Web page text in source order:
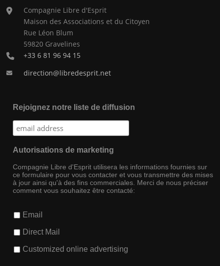
Compagnie Libre d'Esprit
Maison des Associations et du Citoyen
Rue Léon Blum
59820 Gravelines
+33 6 81 96 94 15
direction@libredesprit.net
Rejoignez notre liste de diffusion
Autorisations de marketing
Compagnie Libre d'Esprit utilisera les informations fournies sur
ce formulaire pour vous contacter et vous transmettre des mises
à jour ainsi qu'à des fins commerciales. Merci de nous préciser
comment vous souhaitez être contacté:
Email
Direct Mail
Customized online advertising